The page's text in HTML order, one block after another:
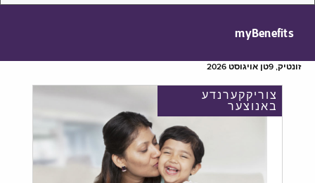
myBenefits
זונטיק, 9טן אויגוסט 2026
צוריקקערנדע
באנוצער